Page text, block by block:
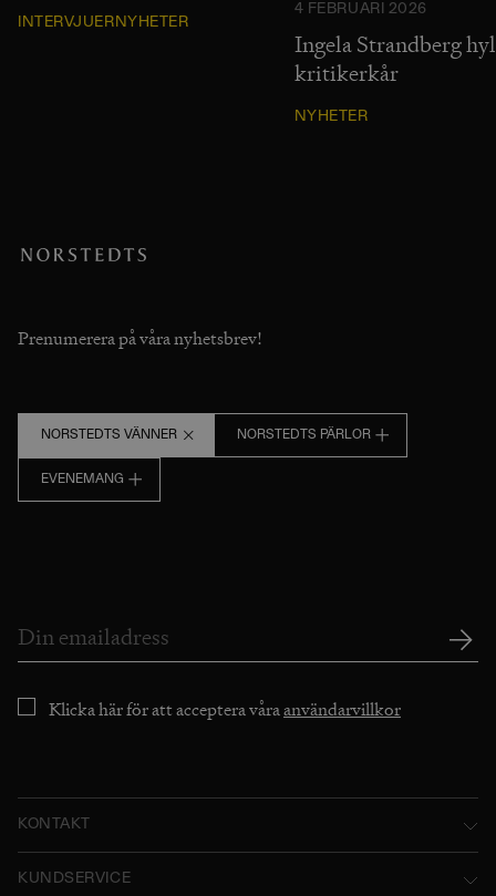
INTERVJUER NYHETER
4 FEBRUARI 2026
Ingela Strandberg
kritikerkår
NYHETER
Prenumerera på våra nyhetsbrev!
NORSTEDTS VÄNNER NORSTEDTS PÄRLOR
EVENEMANG
Klicka här för att acceptera våraanvändarvillkor
KONTAKT
KUNDSERVICE